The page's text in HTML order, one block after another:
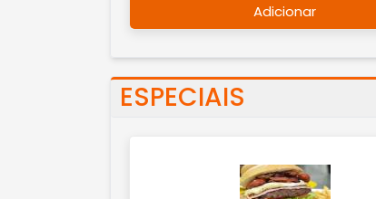
Adicionar
ESPECIAIS